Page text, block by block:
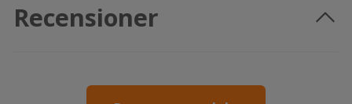
Recensioner